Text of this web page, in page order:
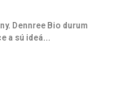
Dennree Bio durum
a sú ideá...